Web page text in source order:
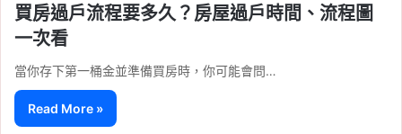
買房過戶流程要多久？房屋過戶時間、流程圖
一次看
當你存下第一桶金並準備買房時，你可能會問…
Read More »